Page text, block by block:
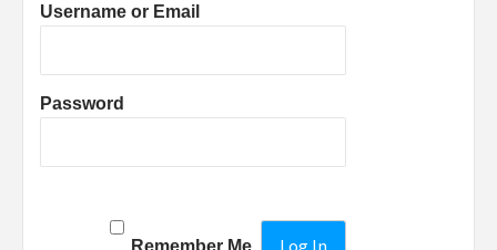
Username or Email
Password
Remember Me